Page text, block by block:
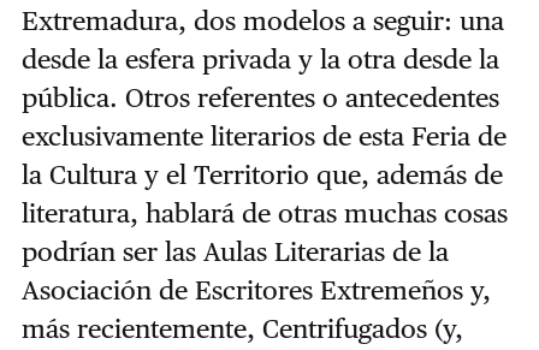
Extremadura, dos modelos a seguir: una
desde la esfera privada y la otra desde la
pública. Otros referentes o antecedentes
exclusivamente literarios de esta Feria de
la Cultura y el Territorio que, además de
literatura, hablará de otras muchas cosas
podrían ser las Aulas Literarias de la
Asociación de Escritores Extremeños y,
más recientemente, Centrifugados (y,